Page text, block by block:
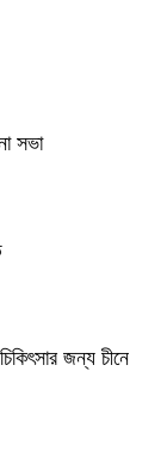
সভা
জন্য চীনে